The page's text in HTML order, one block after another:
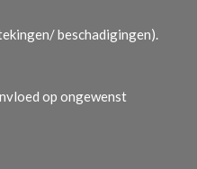
beschadigingen).
op ongewenst